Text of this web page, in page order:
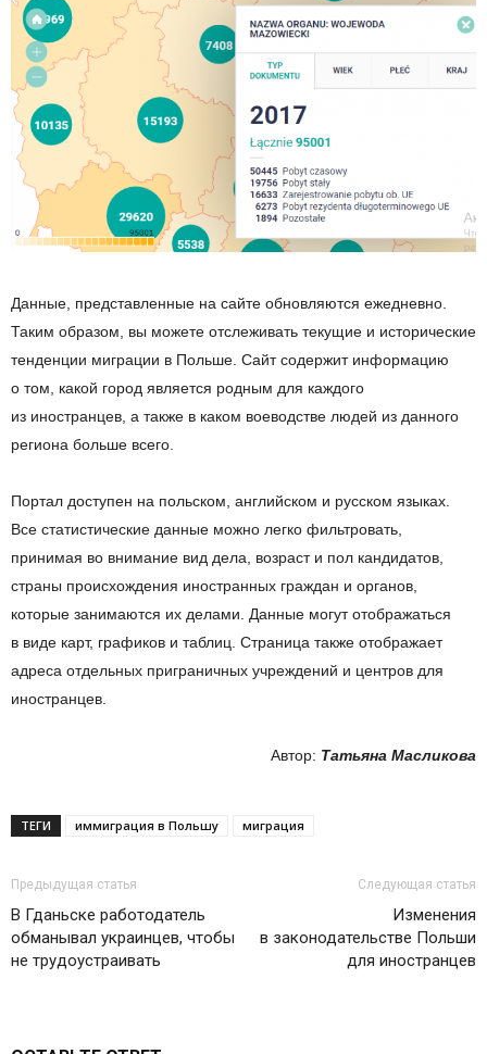
Данные, представленные на сайте обновляются ежедневно.
Таким образом, вы можете отслеживать текущие и исторические
тенденции миграции в Польше. Сайт содержит информацию
о том, какой город является родным для каждого
из иностранцев, а также в каком воеводстве людей из данного
региона больше всего.
Портал доступен на польском, английском и русском языках.
Все статистические данные можно легко фильтровать,
принимая во внимание вид дела, возраст и пол кандидатов,
страны происхождения иностранных граждан и органов,
которые занимаются их делами. Данные могут отображаться
в виде карт, графиков и таблиц. Страница также отображает
адреса отдельных приграничных учреждений и центров для
иностранцев.
Автор: Татьяна Масликова
ТЕГИ иммиграция в Польшу миграция
Предыдущая статья
В Гданьске работодатель
обманывал украинцев, чтобы
не трудоустраивать
Следующая статья
Изменения
в законодательстве Польши
для иностранцев